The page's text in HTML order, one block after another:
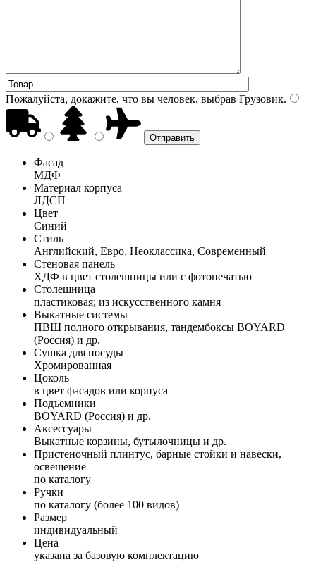
Пожалуйста, докажите, что вы человек, выбрав Грузовик.
Фасад
МДФ
Материал корпуса
ЛДСП
Цвет
Синий
Стиль
Английский, Евро, Неоклассика, Современный
Стеновая панель
ХДФ в цвет столешницы или с фотопечатью
Столешница
пластиковая; из искусственного камня
Выкатные системы
ПВШ полного открывания, тандембоксы BOYARD
(Россия) и др.
Сушка для посуды
Хромированная
Цоколь
в цвет фасадов или корпуса
Подъемники
BOYARD (Россия) и др.
Аксессуары
Выкатные корзины, бутылочницы и др.
Пристеночный плинтус, барные стойки и навески,
освещение
по каталогу
Ручки
по каталогу (более 100 видов)
Размер
индивидуальный
Цена
указана за базовую комплектацию